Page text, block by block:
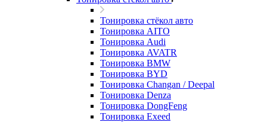
Тонировка стёкол авто
Тонировка AITO
Тонировка Audi
Тонировка AVATR
Тонировка BMW
Тонировка BYD
Тонировка Changan / Deepal
Тонировка Denza
Тонировка DongFeng
Тонировка Exeed